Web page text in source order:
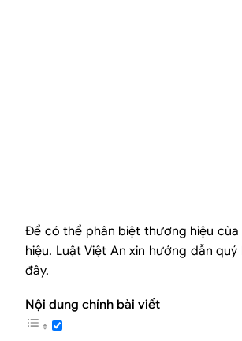
Để có thể phân biệt thương hiệu
hiệu. Luật Việt An xin hướng dẫn
đây.
Nội dung chính bài viết